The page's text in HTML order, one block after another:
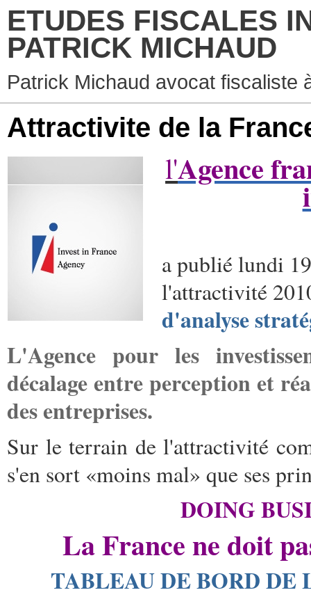
ETUDES FISCALES
PATRICK MICHAUD
Patrick Michaud avocat fiscaliste
Attractivite de la
l'Agence
a publié lundi
l'attractivité
d'analyse
L'Agence pour les
décalage entre perception et
des entreprises.
Sur le terrain de l'attractivité
s'en sort «moins mal» que ses
DOING
La France ne doit
TABLEAU DE BORD